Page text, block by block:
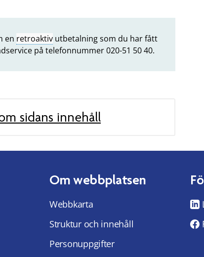
en retroaktiv utbetalning som du har fått
på telefonnummer 020-51 50 40.
sidans innehåll
Om webbplatsen
Webbkarta
Struktur och innehåll
Personuppgifter